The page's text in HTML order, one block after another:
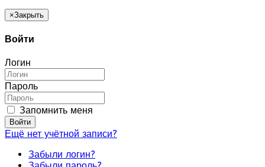
×Закрыть
Войти
Логин
Пароль
Запомнить меня
Войти
Ещё нет учётной записи?
Забыли логин?